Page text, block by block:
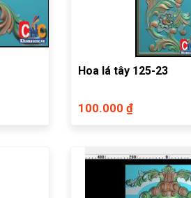
Hoa lá tây 125-23
100.000 ₫